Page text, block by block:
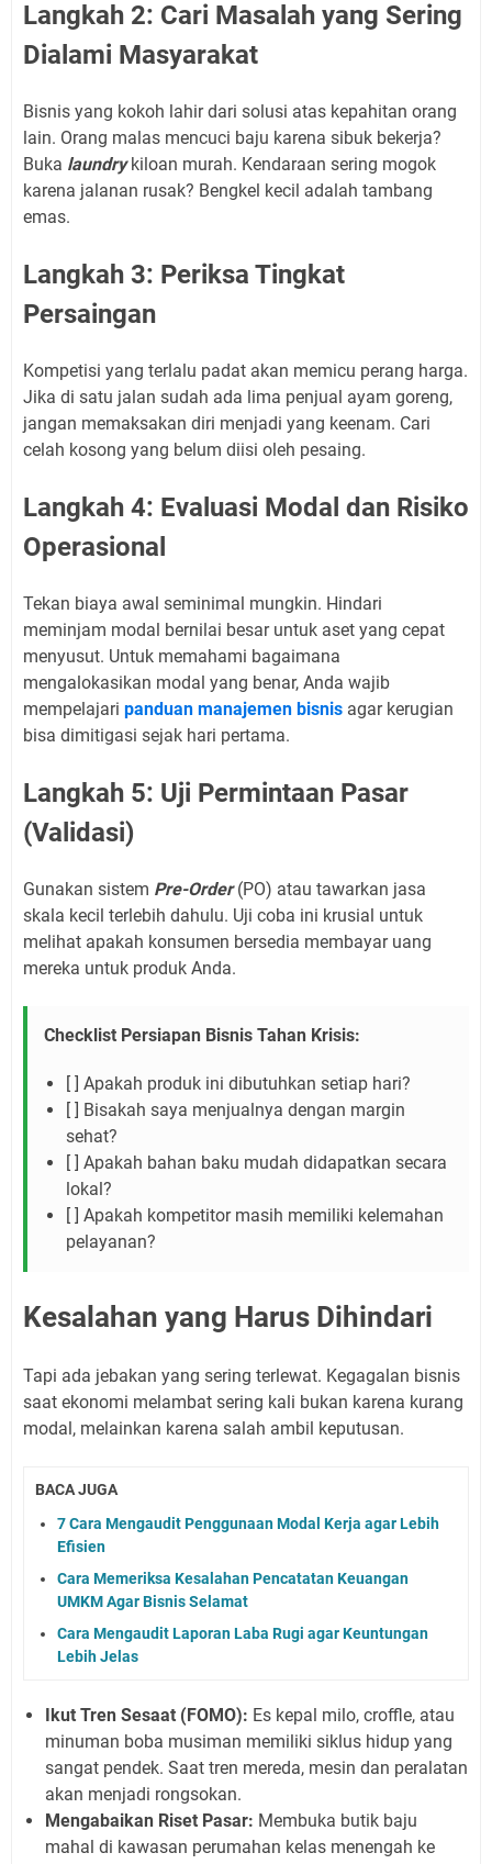
Langkah 2: Cari Masalah yang Sering
Dialami Masyarakat
Bisnis yang kokoh lahir dari solusi atas kepahitan orang
lain. Orang malas mencuci baju karena sibuk bekerja?
Buka laundrykiloan murah. Kendaraan sering mogok
karena jalanan rusak? Bengkel kecil adalah tambang
emas.
Langkah 3: Periksa Tingkat
Persaingan
Kompetisi yang terlalu padat akan memicu perang harga.
Jika di satu jalan sudah ada lima penjual ayam goreng,
jangan memaksakan diri menjadi yang keenam. Cari
celah kosong yang belum diisi oleh pesaing.
Langkah 4: Evaluasi Modal dan Risiko
Operasional
Tekan biaya awal seminimal mungkin. Hindari
meminjam modal bernilai besar untuk aset yang cepat
menyusut. Untuk memahami bagaimana
mengalokasikan modal yang benar, Anda wajib
mempelajari panduan manajemen bisnis agar kerugian
bisa dimitigasi sejak hari pertama.
Langkah 5: Uji Permintaan Pasar
(Validasi)
Gunakan sistem Pre-Order(PO) atau tawarkan jasa
skala kecil terlebih dahulu. Uji coba ini krusial untuk
melihat apakah konsumen bersedia membayar uang
mereka untuk produk Anda.
Checklist Persiapan Bisnis Tahan Krisis:
[ ] Apakah produk ini dibutuhkan setiap hari?
[ ] Bisakah saya menjualnya dengan margin
sehat?
[ ] Apakah bahan baku mudah didapatkan secara
lokal?
[ ] Apakah kompetitor masih memiliki kelemahan
pelayanan?
Kesalahan yang Harus Dihindari
Tapi ada jebakan yang sering terlewat. Kegagalan bisnis
saat ekonomi melambat sering kali bukan karena kurang
modal, melainkan karena salah ambil keputusan.
BACA JUGA
7 Cara Mengaudit Penggunaan Modal Kerja agar Lebih
Efisien
Cara Memeriksa Kesalahan Pencatatan Keuangan
UMKM Agar Bisnis Selamat
Cara Mengaudit Laporan Laba Rugi agar Keuntungan
Lebih Jelas
Ikut Tren Sesaat (FOMO): Es kepal milo, croffle, atau
minuman boba musiman memiliki siklus hidup yang
sangat pendek. Saat tren mereda, mesin dan peralatan
akan menjadi rongsokan.
Mengabaikan Riset Pasar: Membuka butik baju
mahal di kawasan perumahan kelas menengah ke